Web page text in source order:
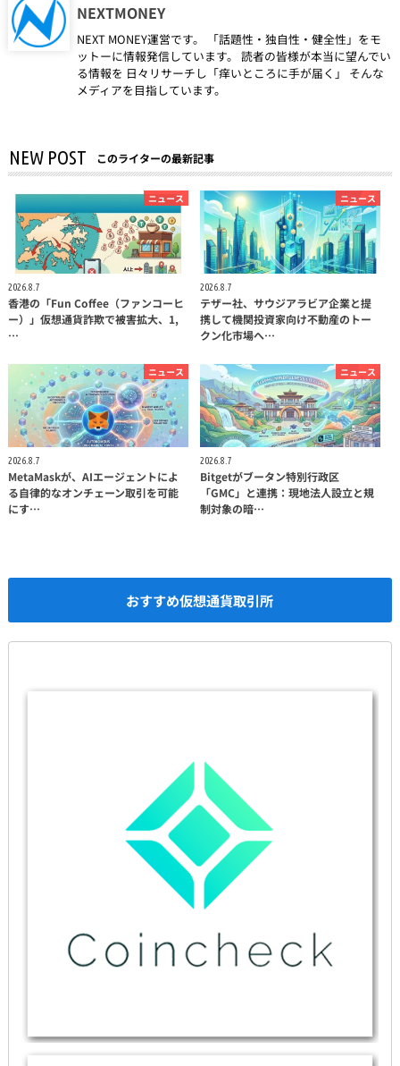
NEXTMONEY
NEXT MONEY運営です。 「話題性・独自性・健全性」をモ
ットーに情報発信しています。 読者の皆様が本当に望んでい
る情報を 日々リサーチし「痒いところに手が届く」 そんな
メディアを目指しています。
NEW POST このライターの最新記事
ニュース
2026.8.7
香港の「Fun Coffee（ファンコーヒ
ー）」仮想通貨詐欺で被害拡大、1,
…
ニュース
2026.8.7
テザー社、サウジアラビア企業と提
携して機関投資家向け不動産のトー
クン化市場へ…
ニュース
2026.8.7
MetaMaskが、AIエージェントによ
る自律的なオンチェーン取引を可能
にす…
ニュース
2026.8.7
Bitgetがブータン特別行政区
「GMC」と連携：現地法人設立と規
制対象の暗…
おすすめ仮想通貨取引所